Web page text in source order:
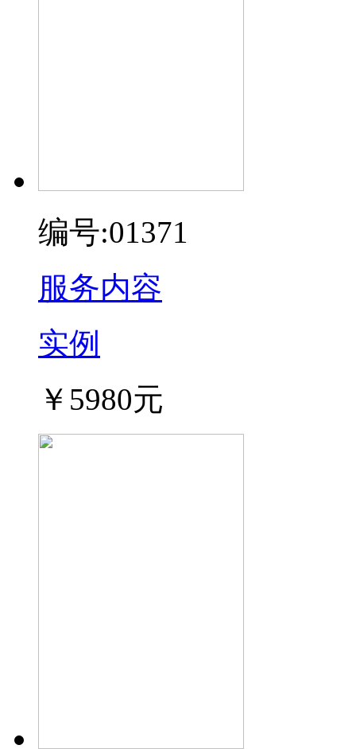
编号:01371
服务内容
实例
￥5980元